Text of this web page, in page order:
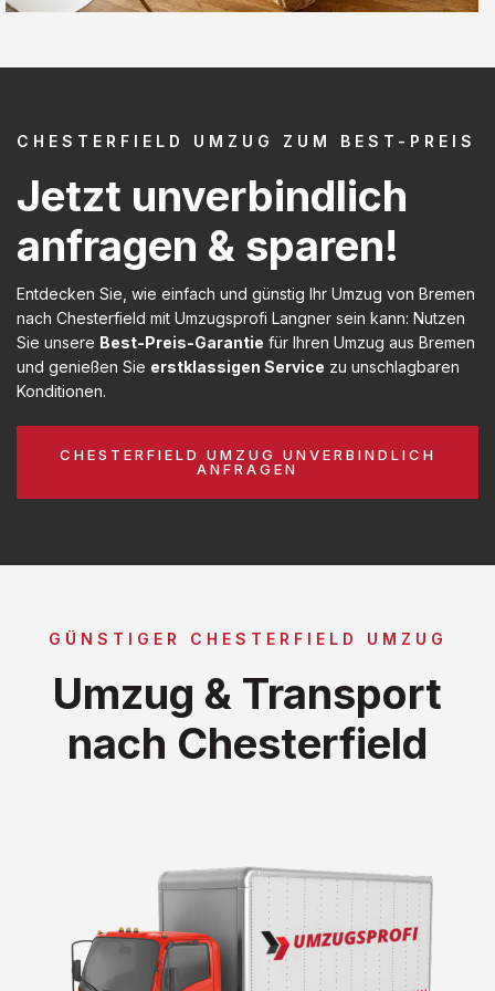
CHESTERFIELD UMZUG ZUM BEST-PREIS
Jetzt unverbindlich
anfragen & sparen!
Entdecken Sie, wie einfach und günstig Ihr Umzug von Bremen
nach Chesterfield mit Umzugsprofi Langner sein kann: Nutzen
Sie unsere Best-Preis-Garantie für Ihren Umzug aus Bremen
und genießen Sie erstklassigen Service zu unschlagbaren
Konditionen.
CHESTERFIELD UMZUG UNVERBINDLICH
ANFRAGEN
GÜNSTIGER CHESTERFIELD UMZUG
Umzug & Transport
nach Chesterfield